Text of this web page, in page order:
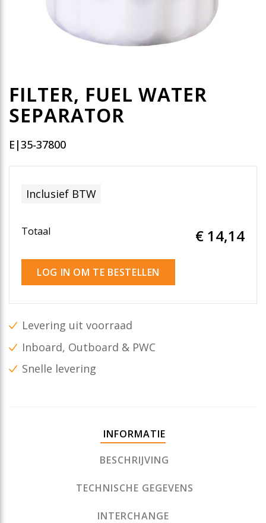
FILTER, FUEL WATER
SEPARATOR
E|35-37800
Inclusief BTW
Totaal € 14,14
LOG IN OM TE BESTELLEN
Levering uit voorraad
Inboard, Outboard & PWC
Snelle levering
INFORMATIE
BESCHRIJVING
TECHNISCHE GEGEVENS
INTERCHANGE